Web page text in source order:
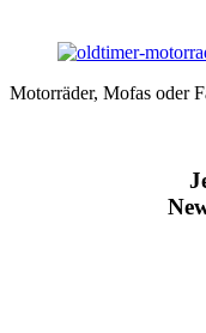
Motorräder, Mofas oder